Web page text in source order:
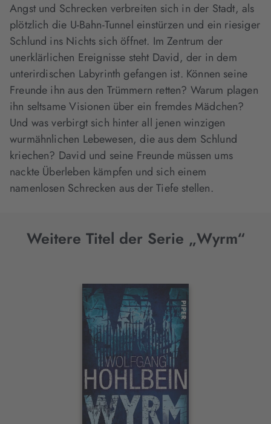
Angst und Schrecken verbreiten sich in der Stadt, als
plötzlich die U-Bahn-Tunnel einstürzen und ein riesiger
Schlund ins Nichts sich öffnet. Im Zentrum der
unerklärlichen Ereignisse steht David, der in dem
unterirdischen Labyrinth gefangen ist. Können seine
Freunde ihn aus den Trümmern retten? Warum plagen
ihn seltsame Visionen über ein fremdes Mädchen?
Und was verbirgt sich hinter all jenen winzigen
wurmähnlichen Lebewesen, die aus dem Schlund
kriechen? David und seine Freunde müssen ums
nackte Überleben kämpfen und sich einem
namenlosen Schrecken aus der Tiefe stellen.
Weitere Titel der Serie „Wyrm“
Interaktives